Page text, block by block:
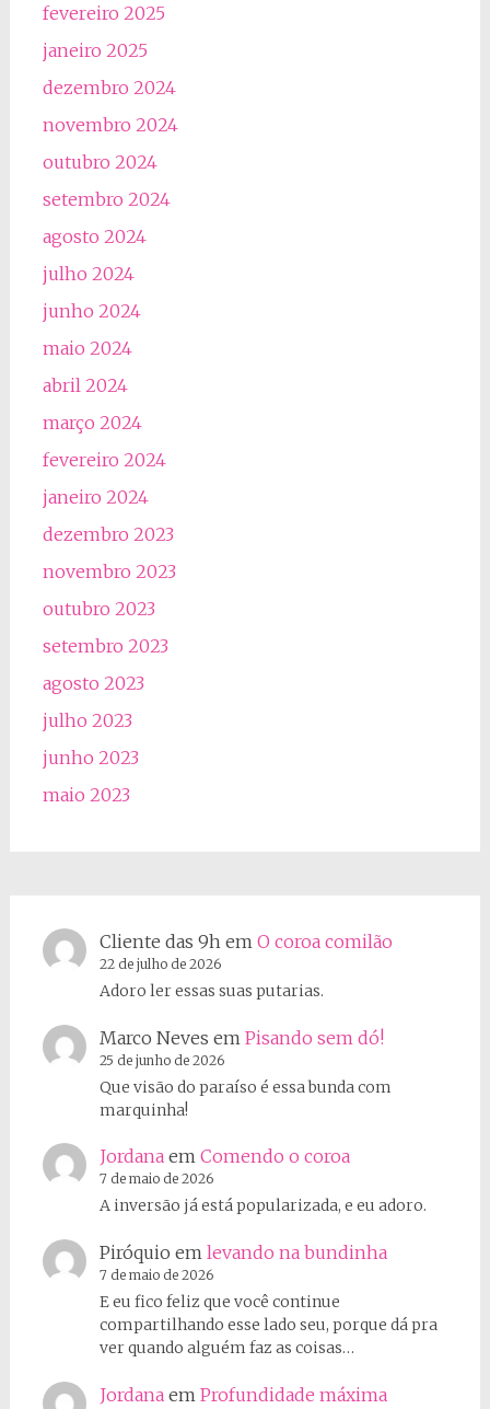
fevereiro 2025
janeiro 2025
dezembro 2024
novembro 2024
outubro 2024
setembro 2024
agosto 2024
julho 2024
junho 2024
maio 2024
abril 2024
março 2024
fevereiro 2024
janeiro 2024
dezembro 2023
novembro 2023
outubro 2023
setembro 2023
agosto 2023
julho 2023
junho 2023
maio 2023
Cliente das 9hem O coroa comilão
22 de julho de 2026
Adoro ler essas suas putarias.
Marco Neves em Pisando sem dó!
25 de junho de 2026
Que visão do paraíso é essa bunda com
marquinha!
Jordanaem Comendo o coroa
7 de maio de 2026
A inversão já está popularizada, e eu adoro.
Piróquio em levando na bundinha
7 de maio de 2026
E eu fico feliz que você continue
compartilhando esse lado seu, porque dá pra
ver quando alguém faz as coisas…
Jordanaem Profundidade máxima